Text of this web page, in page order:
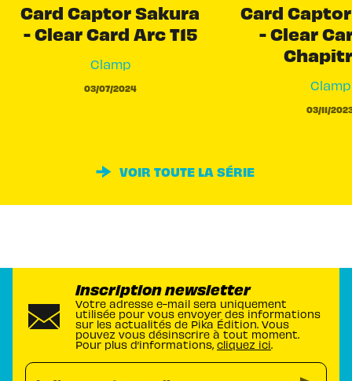
Card Captor Sakura
- Clear Card Arc T15
Clamp
03/07/2024
Card
- Clear
Clamp
03/11/
VOIR TOUTE LA SÉRIE
Inscription newsletter
Votre adresse e-mail sera uniquement
utilisée pour vous envoyer des informations
sur les actualités de Pika Édition. Vous
pouvez vous désinscrire à tout moment.
Pour plus d’informations, cliquez ici.